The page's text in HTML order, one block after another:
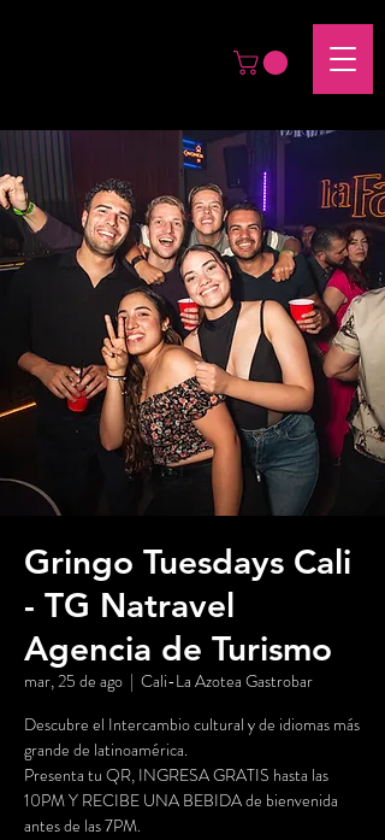
Gringo Tuesdays Cali
- TG Natravel
Agencia de Turismo
mar, 25 de ago
  |
Cali-La Azotea Gastrobar
Descubre el Intercambio cultural y de idiomas más
grande de latinoamérica.
Presenta tu QR, INGRESA GRATIS hasta las
10PM Y RECIBE UNA BEBIDA de bienvenida
antes de las 7PM.